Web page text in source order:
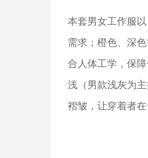
本套男女工作服
需求；橙色、深
合人体工学，保
浅（男款浅灰为
褶皱，让穿着者